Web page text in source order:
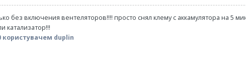
без включения вентеляторов!!!! просто снял клему с аккамулятора на 5
катализатор!!!
користувачем duplin